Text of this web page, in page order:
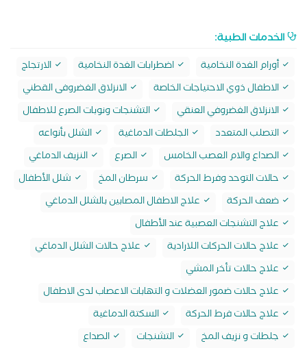
الخدمات الطبية:
أورام الغدة النخامية اضطرابات الغدة النخامية
الارتجاج
الاطفال ذوي الاحتياجات الخاصة
الانزلاق الغضروفى القطني
الانزلاق الغضروفي العنقي
التشنجات ونوبات الصرع للاطفال
التصلب المتعدد
الجلطات الدماغية
الشلل بأنواعه
الصداع والام العصب الخامس
الصرع
النزيف الدماغي
حالات التوحد وفرط الحركة
سرطان المخ
شلل الأطفال
ضعف الحركة
علاج الاطفال المصابين بالشلل الدماغي
علاج التشنجات العصبية عند الأطفال
علاج حالات الحركات اللارادية
علاج حالات الشلل الدماغي
علاج حالات تأخر المشي
علاج حالات ضمور العضلات و التهابات الاعصاب لدى الاطفال
علاج حالات فرط الحركة
السكتة الدماغية
جلطات و نزيف المخ
التشنجات
الصداع